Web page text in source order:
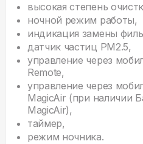
высокая степень
ночной режим работы,
индикация замены
датчик частиц PM2.5,
управление через
Remote,
управление через
MagicAir (при наличии
MagicAir),
таймер,
режим ночника.